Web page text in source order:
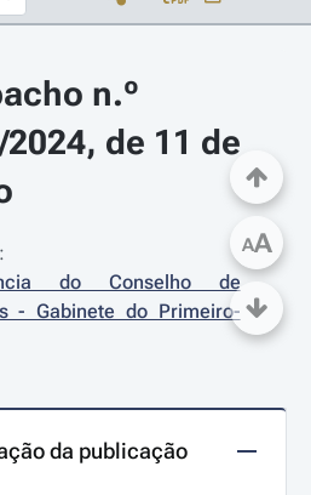
n.º
de 11 de
do Conselho de
- Gabinete do Primeiro-
da publicação
AA